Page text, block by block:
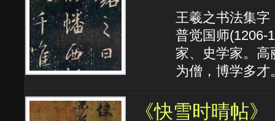
王羲之书法集字
普觉国师(1206-
家、史学家。
为僧，博学多才
《快雪时晴帖》